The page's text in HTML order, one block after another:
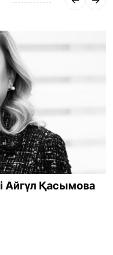
Айгүл Қасымова